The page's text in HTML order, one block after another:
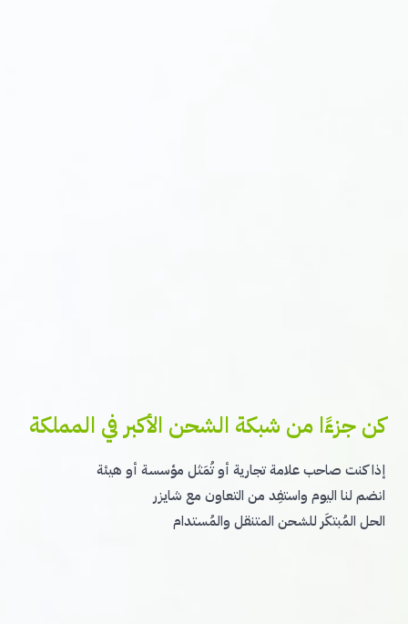
كن جزءًا من شبكة الشحن الأكبر في المملكة
إذا كنت صاحب علامة تجارية أو تُمَثل مؤسسة أو هيئة
انضم لنا اليوم واستفِد من التعاون مع شايزر
الحل المُبتكَر للشحن المتنقل والمُستدام